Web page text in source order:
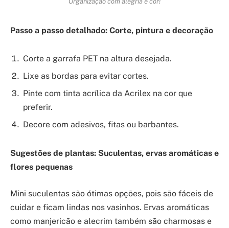
Passo a passo detalhado: Corte, pintura e decoração
Corte a garrafa PET na altura desejada.
Lixe as bordas para evitar cortes.
Pinte com tinta acrílica da Acrilex na cor que
preferir.
Decore com adesivos, fitas ou barbantes.
Sugestões de plantas: Suculentas, ervas aromáticas e
flores pequenas
Mini suculentas são ótimas opções, pois são fáceis de
cuidar e ficam lindas nos vasinhos. Ervas aromáticas
como manjericão e alecrim também são charmosas e